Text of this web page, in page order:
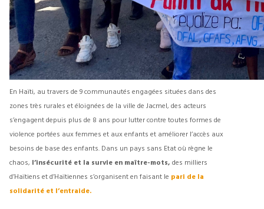
En Haïti, au travers de 9 communautés engagées situées dans des
zones très rurales et éloignées de la ville de Jacmel, des acteurs
s’engagent depuis plus de 8 ans pour lutter contre toutes formes de
violence portées aux femmes et aux enfants et améliorer l’accès aux
besoins de base des enfants. Dans un pays sans Etat où règne le
chaos, l’insécurité et la survie en maître-mots, des milliers
d’Haïtiens et d’Haïtiennes s’organisent en faisant le pari de la
solidarité et l’entraide.